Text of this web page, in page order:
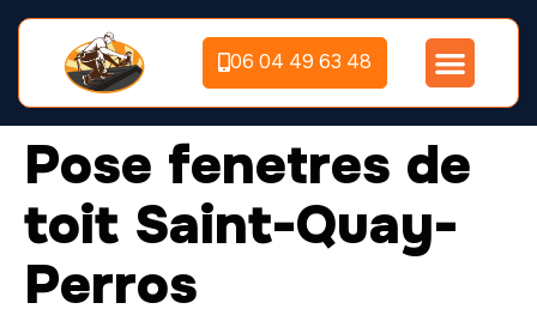
06 04 49 63 48
Pose fenetres de
toit Saint-Quay-
Perros